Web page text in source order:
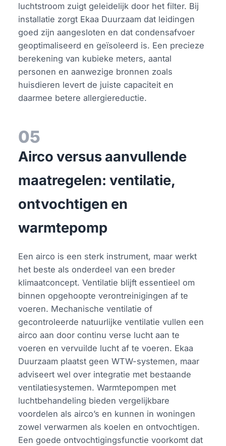
luchtstroom zuigt geleidelijk door het filter. Bij
installatie zorgt Ekaa Duurzaam dat leidingen
goed zijn aangesloten en dat condensafvoer
geoptimaliseerd en geïsoleerd is. Een precieze
berekening van kubieke meters, aantal
personen en aanwezige bronnen zoals
huisdieren levert de juiste capaciteit en
daarmee betere allergiereductie.
05
Airco versus aanvullende
maatregelen: ventilatie,
ontvochtigen en
warmtepomp
Een airco is een sterk instrument, maar werkt
het beste als onderdeel van een breder
klimaatconcept. Ventilatie blijft essentieel om
binnen opgehoopte verontreinigingen af te
voeren. Mechanische ventilatie of
gecontroleerde natuurlijke ventilatie vullen een
airco aan door continu verse lucht aan te
voeren en vervuilde lucht af te voeren. Ekaa
Duurzaam plaatst geen WTW-systemen, maar
adviseert wel over integratie met bestaande
ventilatiesystemen. Warmtepompen met
luchtbehandeling bieden vergelijkbare
voordelen als airco’s en kunnen in woningen
zowel verwarmen als koelen en ontvochtigen.
Een goede ontvochtigingsfunctie voorkomt dat